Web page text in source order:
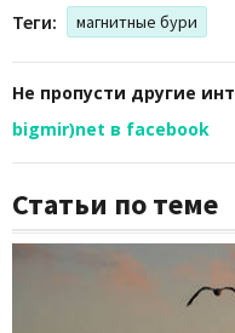
Теги: магнитные бури
Не пропусти другие
bigmir)net в facebook
Статьи по теме